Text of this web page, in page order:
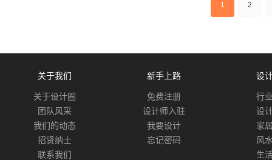
1 2
关于我们
关于设计圈
团队风采
我们的动态
招贤纳士
联系我们
新手上路
免费注册
设计师入驻
我要设计
忘记密码
设
行
设
家
风
生